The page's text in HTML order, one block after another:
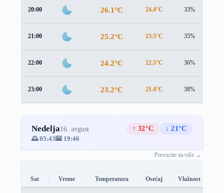
20:00 26.1°C 24.4°C 33%
21:00 25.2°C 23.5°C 35%
22:00 24.2°C 22.5°C 36%
23:00 23.2°C 21.4°C 38%
Nedelja16. avgust ↑ 32°C
↓ 21°C
🌅 05:43🌇 19:46
Prevucite za više →
Sat Vreme Temperatura Osećaj Vlažnost